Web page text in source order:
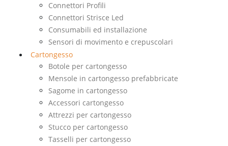
Connettori Profili
Connettori Strisce Led
Consumabili ed installazione
Sensori di movimento e crepuscolari
Cartongesso
Botole per cartongesso
Mensole in cartongesso prefabbricate
Sagome in cartongesso
Accessori cartongesso
Attrezzi per cartongesso
Stucco per cartongesso
Tasselli per cartongesso